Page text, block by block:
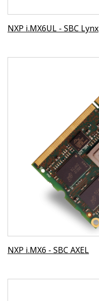
NXP i.MX6UL - SBC Lynx
NXP i.MX6 - SBC AXEL